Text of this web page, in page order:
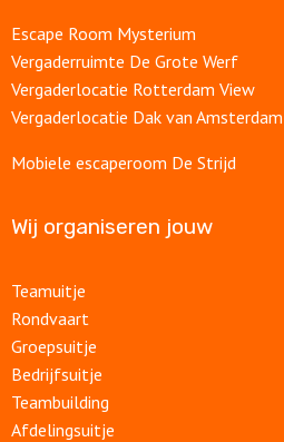
Escape Room Mysterium
Vergaderruimte De Grote Werf
Vergaderlocatie Rotterdam View
Vergaderlocatie Dak van Amsterdam
Mobiele escaperoom De Strijd
Wij organiseren jouw
Teamuitje
Rondvaart
Groepsuitje
Bedrijfsuitje
Teambuilding
Afdelingsuitje